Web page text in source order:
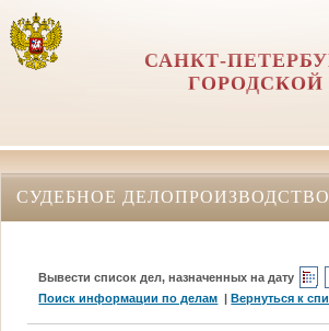
САНКТ-
ГОРОДСКОЙ
СУДЕБНОЕ ДЕЛОПРОИЗВОДСТВО
Вывести список дел, назначенных на дату
Поиск информации по делам |Вернуться к